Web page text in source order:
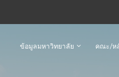
ข้อมูลมหาวิทยาลัย คณะ/ห